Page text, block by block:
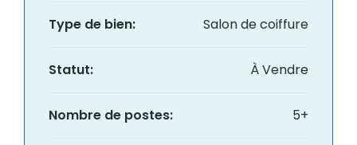
Type de bien: Salon de coiffure
Statut: À Vendre
Nombre de postes: 5+